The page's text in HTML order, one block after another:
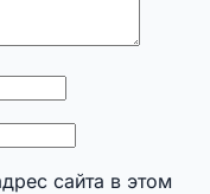
сайта в этом